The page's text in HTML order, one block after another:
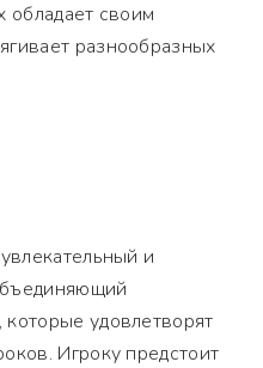
обладает своим
разнообразных
и
удовлетворят
Игроку предстоит